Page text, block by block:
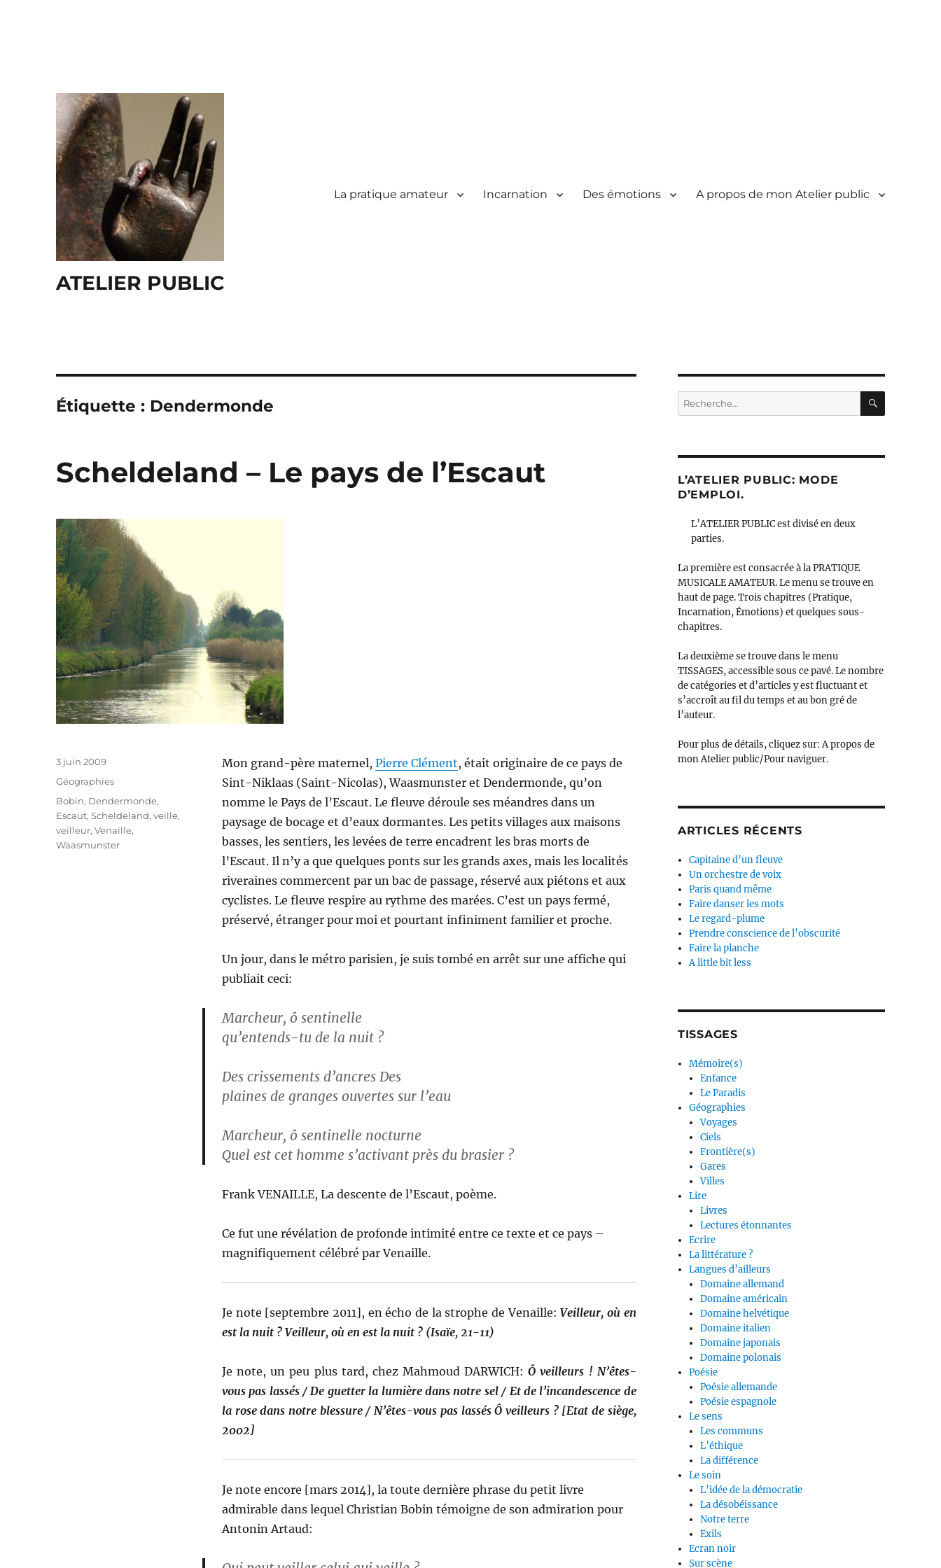
ATELIER PUBLIC
La pratique amateur Incarnation Des émotions A propos de mon Atelier public
Étiquette : Dendermonde
Scheldeland – Le pays de l’Escaut
Mon grand-père maternel, Pierre Clément, était originaire de ce pays de
Sint-Niklaas (Saint-Nicolas), Waasmunster et Dendermonde, qu’on
nomme le Pays de l’Escaut. Le fleuve déroule ses méandres dans un
paysage de bocage et d’eaux dormantes. Les petits villages aux maisons
basses, les sentiers, les levées de terre encadrent les bras morts de
l’Escaut. Il n’y a que quelques ponts sur les grands axes, mais les localités
riveraines commercent par un bac de passage, réservé aux piétons et aux
cyclistes. Le fleuve respire au rythme des marées. C’est un pays fermé,
préservé, étranger pour moi et pourtant infiniment familier et proche.
Un jour, dans le métro parisien, je suis tombé en arrêt sur une affiche qui
publiait ceci:
Marcheur, ô sentinelle
qu’entends-tu de la nuit ?
Des crissements d’ancres Des
plaines de granges ouvertes sur l’eau
Marcheur, ô sentinelle nocturne
Quel est cet homme s’activant près du brasier ?
Frank VENAILLE, La descente de l’Escaut, poème.
Ce fut une révélation de profonde intimité entre ce texte et ce pays –
magnifiquement célébré par Venaille.
Je note [septembre 2011], en écho de la strophe de Venaille:Veilleur, où en
est la nuit ? Veilleur, où en est la nuit ? (Isaïe, 21-11)
Je note, un peu plus tard, chez Mahmoud DARWICH:Ô veilleurs ! N’êtes-
vous pas lassés / De guetter la lumière dans notre sel / Et de l’incandescence de
la rose dans notre blessure / N’êtes-vous pas lassés Ô veilleurs ? [Etat de siège,
2002]
Je note encore [mars 2014], la toute dernière phrase du petit livre
admirable dans lequel Christian Bobin témoigne de son admiration pour
Antonin Artaud:
Publié
3 juin 2009
Catégories
Géographies
Étiquettes
Bobin, Dendermonde,
Escaut,Scheldeland,veille,
veilleur,Venaille,
Waasmunster
Recherche
pour :
L’ATELIER PUBLIC: MODE
D’EMPLOI.
L’ATELIER PUBLIC est divisé en deux
parties.
La première est consacrée à la PRATIQUE
MUSICALE AMATEUR. Le menu se trouve en
haut de page. Trois chapitres (Pratique,
Incarnation, Émotions) et quelques sous-
chapitres.
La deuxième se trouve dans le menu
TISSAGES, accessible sous ce pavé. Le nombre
de catégories et d’articles y est fluctuant et
s’accroît au fil du temps et au bon gré de
l’auteur.
Pour plus de détails, cliquez sur: A propos de
mon Atelier public/Pour naviguer.
ARTICLES RÉCENTS
Capitaine d’un fleuve
Un orchestre de voix
Paris quand même
Faire danser les mots
Le regard-plume
Prendre conscience de l’obscurité
Faire la planche
A little bit less
TISSAGES
Mémoire(s)
Enfance
Le Paradis
Géographies
Voyages
Ciels
Frontière(s)
Gares
Villes
Lire
Livres
Lectures étonnantes
Ecrire
La littérature ?
Langues d’ailleurs
Domaine allemand
Domaine américain
Domaine helvétique
Domaine italien
Domaine japonais
Domaine polonais
Poésie
Poésie allemande
Poésie espagnole
Le sens
Les communs
L’éthique
La différence
Le soin
L’idée de la démocratie
La désobéissance
Notre terre
Exils
Ecran noir
Sur scène